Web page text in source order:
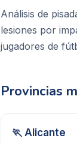
Análisis de
lesiones por
jugadores de
Provincias
🏃 Alicante